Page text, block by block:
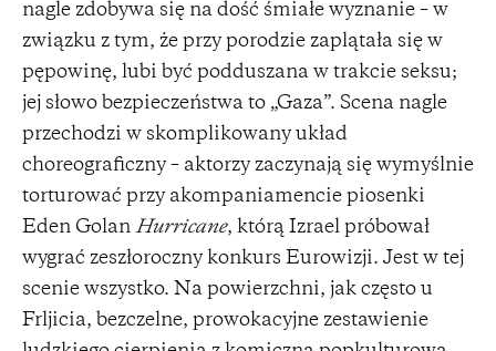
nagle zdobywa się na dość śmiałe wyznanie – w
związku z tym, że przy porodzie zaplątała się w
pępowinę, lubi być podduszana w trakcie seksu;
jej słowo bezpieczeństwa to „Gaza”. Scena nagle
przechodzi w skomplikowany układ
choreograficzny – aktorzy zaczynają się wymyślnie
torturować przy akompaniamencie piosenki
Eden Golan Hurricane, którą Izrael próbował
wygrać zeszłoroczny konkurs Eurowizji. Jest w tej
scenie wszystko. Na powierzchni, jak często u
Frljicia, bezczelne, prowokacyjne zestawienie